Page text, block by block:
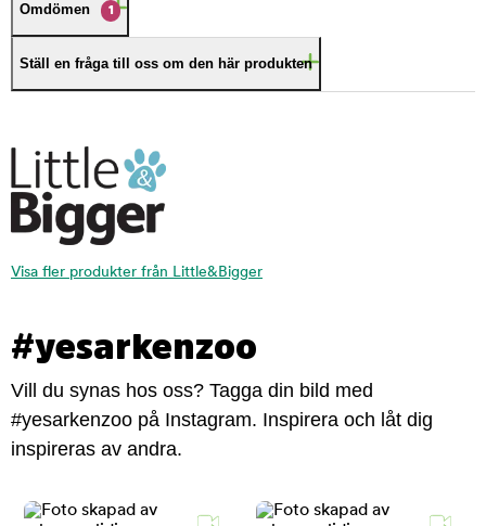
Omdömen 1
Ställ en fråga till oss om den här produkten
Visa fler produkter från Little&Bigger
#yesarkenzoo
Vill du synas hos oss? Tagga din bild med
#yesarkenzoo på Instagram. Inspirera och låt dig
inspireras av andra.